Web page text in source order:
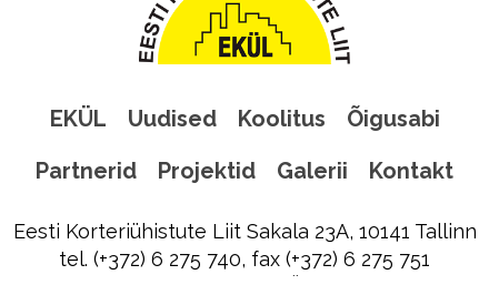
EKÜL Uudised Koolitus
Õigusabi
Partnerid
Projektid Galerii Kontakt
Eesti Korteriühistute Liit Sakala 23A, 10141 Tallinn
tel. (+372) 6 275 740, fax (+372) 6 275 751